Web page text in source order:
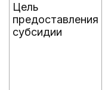
Цель
предоставления
субсидии